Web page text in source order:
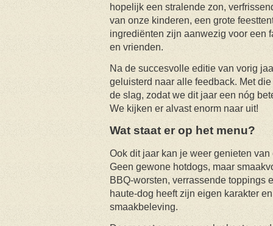
hopelijk een stralende zon,
van onze kinderen, een grote
ingrediënten zijn aanwezig voor een
en vrienden.
Na de succesvolle editie van vorig
geluisterd naar alle feedback. Met
de slag, zodat we dit jaar een nóg
We kijken er alvast enorm naar uit!
Wat staat er op het menu?
Ook dit jaar kan je weer genieten
Geen gewone hotdogs, maar
BBQ-worsten, verrassende toppings
haute-dog heeft zijn eigen karakter
smaakbeleving.